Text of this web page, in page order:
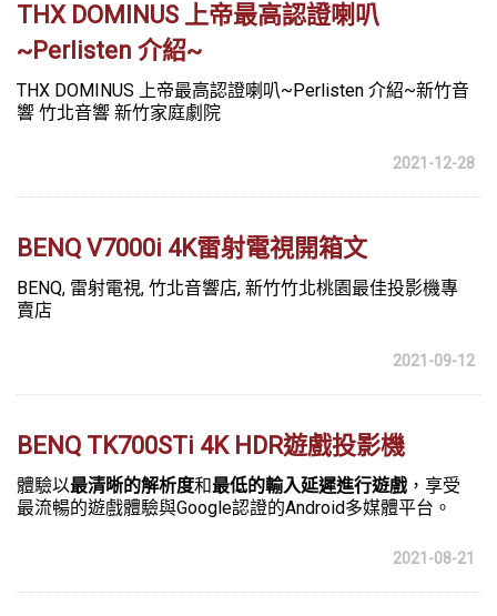
THX DOMINUS 上帝最高認證喇叭
~Perlisten 介紹~
THX DOMINUS 上帝最高認證喇叭~Perlisten 介紹~新竹音
響 竹北音響 新竹家庭劇院
2021-12-28
BENQ V7000i 4K雷射電視開箱文
BENQ, 雷射電視, 竹北音響店, 新竹竹北桃園最佳投影機專
賣店
2021-09-12
BENQ TK700STi 4K HDR遊戲投影機
體驗以最清晰的解析度和最低的輸入延遲進行遊戲 ，享受
最流暢的遊戲體驗與Google認證的Android多媒體平台。
2021-08-21